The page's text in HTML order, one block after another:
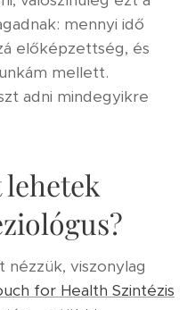
mennyi idő
előképzettség, és
mellett.
adni mindegyikre
nézzük, viszonylag
for Health Szintézis